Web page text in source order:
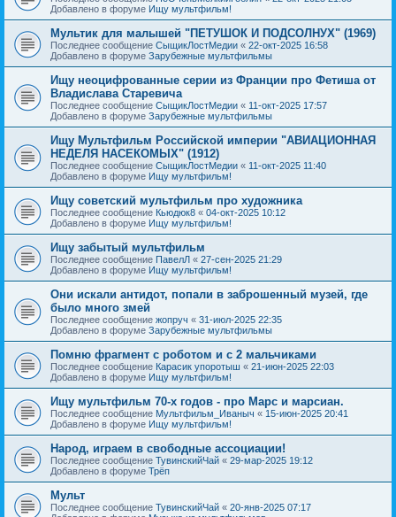
Добавлено в форуме Ищу мультфильм!
Мультик для малышей "ПЕТУШОК И ПОДСОЛНУХ" (1969)
Последнее сообщение СыщикЛостМедии « 22-окт-2025 16:58
Добавлено в форуме Зарубежные мультфильмы
Ищу неоцифрованные серии из Франции про Фетиша от
Владислава Старевича
Последнее сообщение СыщикЛостМедии « 11-окт-2025 17:57
Добавлено в форуме Зарубежные мультфильмы
Ищу Мультфильм Российской империи "АВИАЦИОННАЯ
НЕДЕЛЯ НАСЕКОМЫХ" (1912)
Последнее сообщение СыщикЛостМедии « 11-окт-2025 11:40
Добавлено в форуме Ищу мультфильм!
Ищу советский мультфильм про художника
Последнее сообщение Кьюдюк8 « 04-окт-2025 10:12
Добавлено в форуме Ищу мультфильм!
Ищу забытый мультфильм
Последнее сообщение ПавелЛ « 27-сен-2025 21:29
Добавлено в форуме Ищу мультфильм!
Они искали антидот, попали в заброшенный музей, где
было много змей
Последнее сообщение жопруч « 31-июл-2025 22:35
Добавлено в форуме Зарубежные мультфильмы
Помню фрагмент с роботом и с 2 мальчиками
Последнее сообщение Карасик упоротыш « 21-июн-2025 22:03
Добавлено в форуме Ищу мультфильм!
Ищу мультфильм 70-х годов - про Марс и марсиан.
Последнее сообщение Мультфильм_Иваныч « 15-июн-2025 20:41
Добавлено в форуме Ищу мультфильм!
Народ, играем в свободные ассоциации!
Последнее сообщение ТувинскийЧай « 29-мар-2025 19:12
Добавлено в форуме Трёп
Мульт
Последнее сообщение ТувинскийЧай « 20-янв-2025 07:17